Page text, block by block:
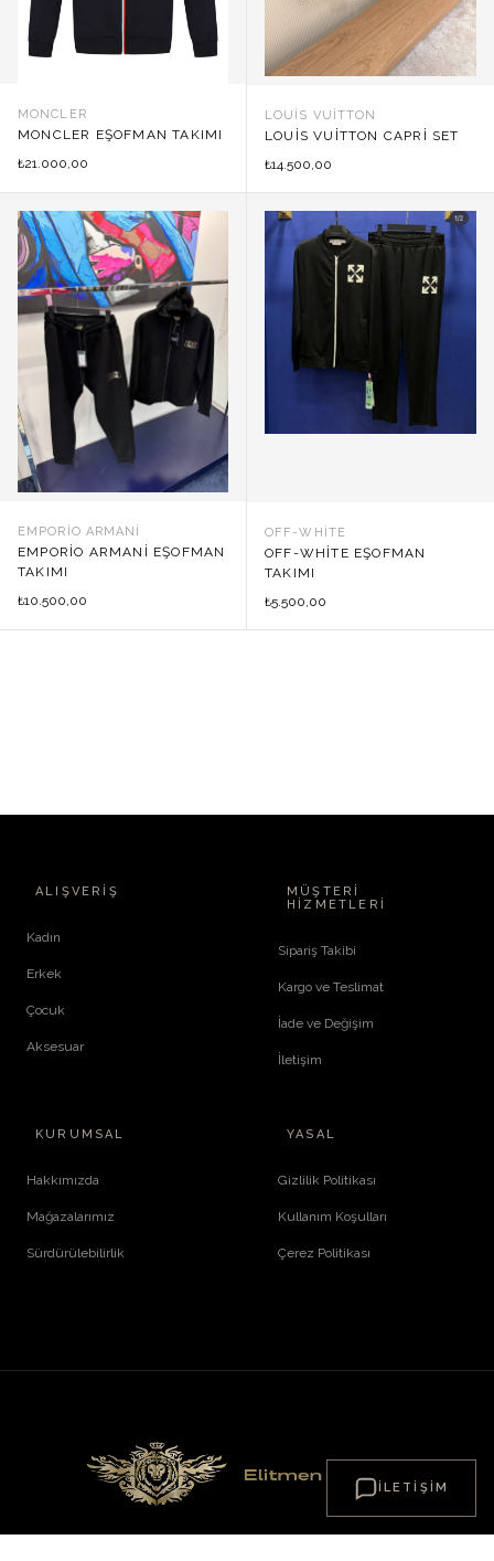
MONCLER
MONCLER EŞOFMAN TAKIMI
₺21.000,00
LOUIS VUITTON
LOUIS VUITTON CAPRI SET
₺14.500,00
EMPORIO ARMANI
EMPORIO ARMANI EŞOFMAN
TAKIMI
₺10.500,00
OFF-WHITE
OFF-WHITE EŞOFMAN
TAKIMI
₺5.500,00
ALIŞVERIŞ
Kadın
Erkek
Çocuk
Aksesuar
MÜŞTERI
HIZMETLERI
Sipariş Takibi
Kargo ve Teslimat
İade ve Değişim
İletişim
KURUMSAL
Hakkımızda
Mağazalarımız
Sürdürülebilirlik
YASAL
Gizlilik Politikası
Kullanım Koşulları
Çerez Politikası
İLETIŞIM